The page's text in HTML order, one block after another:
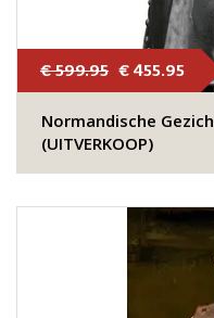
€ 599.95 € 455.95
Normandische
(UITVERKOOP)